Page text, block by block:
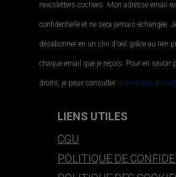
newsletters cochées. Mon adresse email
confidentielle et ne sera jamais échangée.
désabonner en un clin d'œil grâce au lien
chaque email que je reçois. Pour en savoir
droits, je peux consulter la politique de
LIENS UTILES
CGU
POLITIQUE DE